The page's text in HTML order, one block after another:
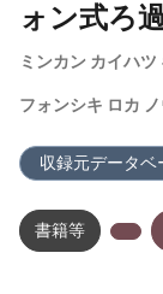
ォン式ろ
ミンカン カイハ
フォンシキ ロカ
収録元データベ
書籍等